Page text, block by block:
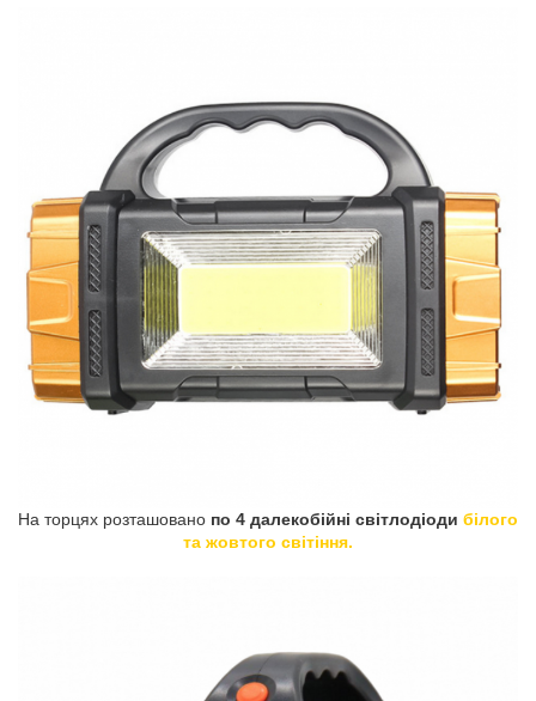
На торцях розташовано по 4 далекобійні світлодіоди білого
та жовтого світіння.